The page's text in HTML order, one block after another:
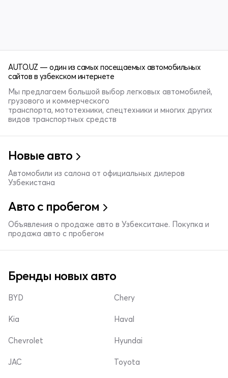
AUTO.UZ — один из самых посещаемых автомобильных
сайтов в узбекском интернете
Мы предлагаем большой выбор легковых автомобилей,
грузового и коммерческого
транспорта, мототехники, спецтехники и многих других
видов транспортных средств
Новые авто
Автомобили из салона от официальных дилеров
Узбекистана
Авто с пробегом
Объявления о продаже авто в Узбекситане. Покупка и
продажа авто с пробегом
Бренды новых авто
BYD
Kia
Chevrolet
Chery
Haval
Hyundai
JAC Toyota